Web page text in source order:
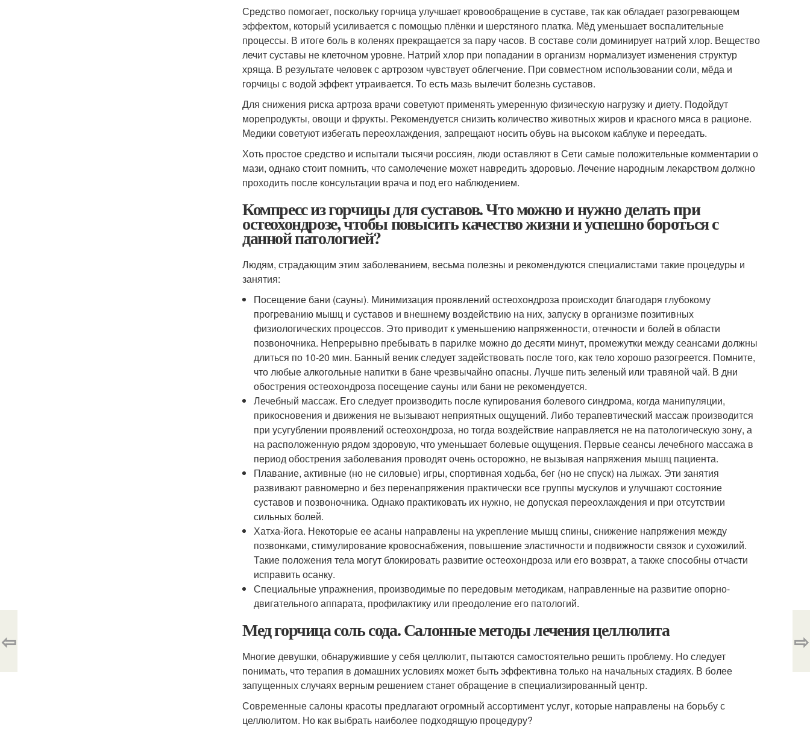
Средство помогает, поскольку горчица улучшает кровообращение в суставе, так как обладает разогревающем
эффектом, который усиливается с помощью плёнки и шерстяного платка. Мёд уменьшает воспалительные
процессы. В итоге боль в коленях прекращается за пару часов. В составе соли доминирует натрий хлор. Вещество
лечит суставы не клеточном уровне. Натрий хлор при попадании в организм нормализует изменения структур
хряща. В результате человек с артрозом чувствует облегчение. При совместном использовании соли, мёда и
горчицы с водой эффект утраивается. То есть мазь вылечит болезнь суставов.
Для снижения риска артроза врачи советуют применять умеренную физическую нагрузку и диету. Подойдут
морепродукты, овощи и фрукты. Рекомендуется снизить количество животных жиров и красного мяса в рационе.
Медики советуют избегать переохлаждения, запрещают носить обувь на высоком каблуке и переедать.
Хоть простое средство и испытали тысячи россиян, люди оставляют в Сети самые положительные комментарии о
мази, однако стоит помнить, что самолечение может навредить здоровью. Лечение народным лекарством должно
проходить после консультации врача и под его наблюдением.
Компресс из горчицы для суставов. Что можно и нужно делать при
остеохондрозе, чтобы повысить качество жизни и успешно бороться с
данной патологией?
Людям, страдающим этим заболеванием, весьма полезны и рекомендуются специалистами такие процедуры и
занятия:
Посещение бани (сауны). Минимизация проявлений остеохондроза происходит благодаря глубокому
прогреванию мышц и суставов и внешнему воздействию на них, запуску в организме позитивных
физиологических процессов. Это приводит к уменьшению напряженности, отечности и болей в области
позвоночника. Непрерывно пребывать в парилке можно до десяти минут, промежутки между сеансами должны
длиться по 10-20 мин. Банный веник следует задействовать после того, как тело хорошо разогреется. Помните,
что любые алкогольные напитки в бане чрезвычайно опасны. Лучше пить зеленый или травяной чай. В дни
обострения остеохондроза посещение сауны или бани не рекомендуется.
Лечебный массаж. Его следует производить после купирования болевого синдрома, когда манипуляции,
прикосновения и движения не вызывают неприятных ощущений. Либо терапевтический массаж производится
при усугублении проявлений остеохондроза, но тогда воздействие направляется не на патологическую зону, а
на расположенную рядом здоровую, что уменьшает болевые ощущения. Первые сеансы лечебного массажа в
период обострения заболевания проводят очень осторожно, не вызывая напряжения мышц пациента.
Плавание, активные (но не силовые) игры, спортивная ходьба, бег (но не спуск) на лыжах. Эти занятия
развивают равномерно и без перенапряжения практически все группы мускулов и улучшают состояние
суставов и позвоночника. Однако практиковать их нужно, не допуская переохлаждения и при отсутствии
сильных болей.
Хатха-йога. Некоторые ее асаны направлены на укрепление мышц спины, снижение напряжения между
позвонками, стимулирование кровоснабжения, повышение эластичности и подвижности связок и сухожилий.
Такие положения тела могут блокировать развитие остеохондроза или его возврат, а также способны отчасти
исправить осанку.
Специальные упражнения, производимые по передовым методикам, направленные на развитие опорно-
двигательного аппарата, профилактику или преодоление его патологий.
Мед горчица соль сода. Салонные методы лечения целлюлита
Многие девушки, обнаружившие у себя целлюлит, пытаются самостоятельно решить проблему. Но следует
понимать, что терапия в домашних условиях может быть эффективна только на начальных стадиях. В более
запущенных случаях верным решением станет обращение в специализированный центр.
Современные салоны красоты предлагают огромный ассортимент услуг, которые направлены на борьбу с
целлюлитом. Но как выбрать наиболее подходящую процедуру?
⇦ ⇨